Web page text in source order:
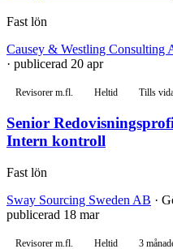
Fast lön
Causey & Westling Consulting
· publicerad 20 apr
Revisorer m.fl. Heltid Tills
Senior
Intern kontroll
Fast lön
Sway Sourcing Sweden AB ·
publicerad 18 mar
Revisorer m.fl. Heltid 3